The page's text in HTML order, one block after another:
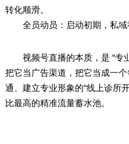
转化顺滑。
全员动员：启动初期，私域
视频号直播的本质，是 “专
把它当广告渠道，把它当成一
通、建立专业形象的“线上诊所
比最高的精准流量蓄水池。